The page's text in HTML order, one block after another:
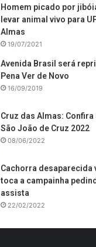
Homem picado por
levar animal vivo para
Almas
19/07/2021
Avenida Brasil será
Pena Ver de Novo
16/09/2019
Cruz das Almas:
São João de Cruz 2022
08/06/2022
Cachorra desaparecida
toca a campainha
assista
22/02/2022